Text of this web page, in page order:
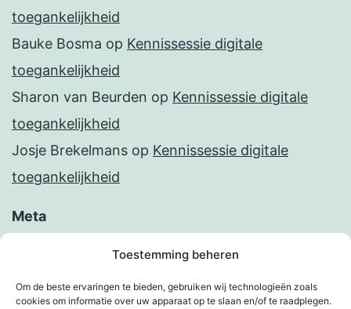
Toestemming beheren
Om de beste ervaringen te bieden, gebruiken wij technologieën zoals
cookies om informatie over uw apparaat op te slaan en/of te raadplegen.
toegankelijkheid
Bauke Bosma op Kennissessie digitale
toegankelijkheid
Sharon van Beurden op Kennissessie digitale
toegankelijkheid
Josje Brekelmans op Kennissessie digitale
toegankelijkheid
Meta
Berichten feed